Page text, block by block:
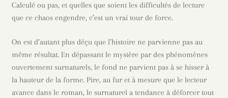
Calculé ou pas, et quelles que soient les difficultés de lecture
que ce chaos engendre, c’est un vrai tour de force.
On est d’autant plus déçu que l’histoire ne parvienne pas au
même résultat. En dépassant le mystère par des phénomènes
ouvertement surnaturels, le fond ne parvient pas à se hisser à
la hauteur de la forme. Pire, au fur et à mesure que le lecteur
avance dans le roman, le surnaturel a tendance à déforcer tout